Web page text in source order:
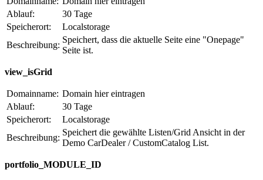
Ablauf:
30 Tage
Speicherort:
Localstorage
Beschreibung:
Speichert, dass die aktuelle Seite eine "Onepage"
Seite ist.
view_isGrid
Domainname: Domain hier eintragen
Ablauf:
30 Tage
Speicherort:
Localstorage
Beschreibung:
Speichert die gewählte Listen/Grid Ansicht in der
Demo CarDealer / CustomCatalog List.
portfolio_MODULE_ID